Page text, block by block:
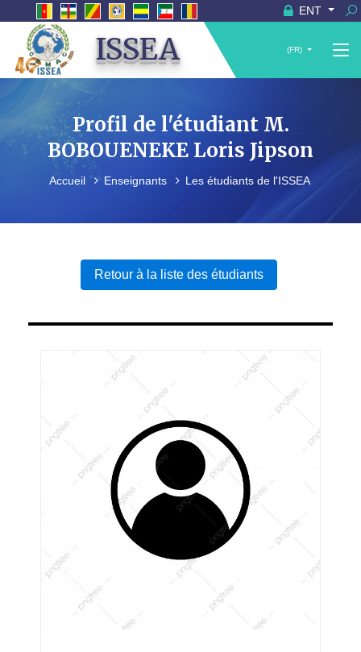
ENT
ISSEA (FR)
Profil de l'étudiant M.
BOBOUENEKE Loris Jipson
Accueil Enseignants Les étudiants de l'ISSEA
Retour à la liste des étudiants